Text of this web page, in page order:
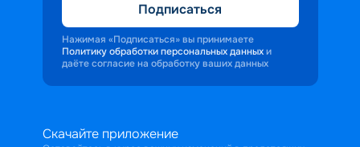
Подписаться
Нажимая «Подписаться» вы принимаете
Политику обработки персональных данных и
даёте согласие на обработку ваших данных
Скачайте приложение